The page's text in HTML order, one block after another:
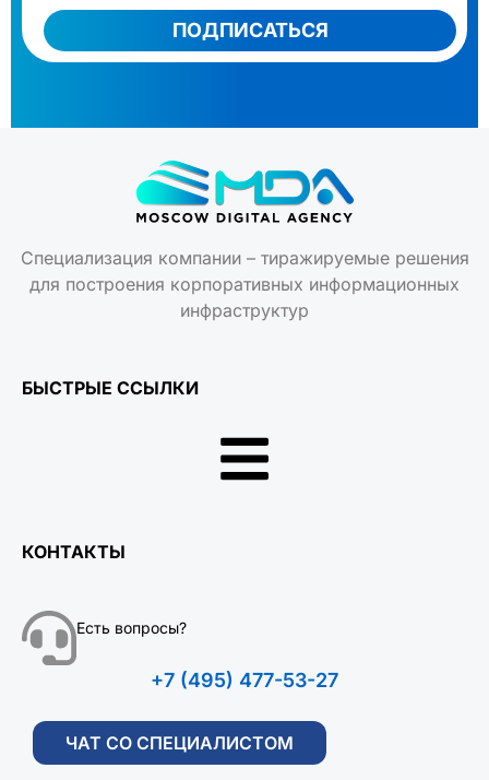
ПОДПИСАТЬСЯ
Специализация компании – тиражируемые решения
для построения корпоративных информационных
инфраструктур
БЫСТРЫЕ ССЫЛКИ
КОНТАКТЫ
Есть вопросы?
+7 (495) 477-53-27
ЧАТ СО СПЕЦИАЛИСТОМ